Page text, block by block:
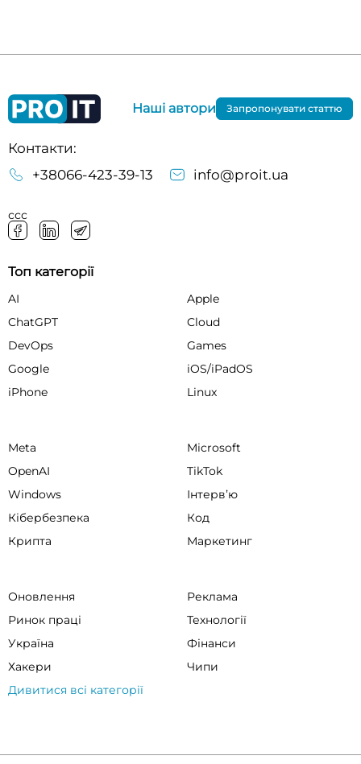
Контакти:
+38066-423-39-13
info@proit.ua
ссс
Наші автори Запропонувати статтю
Топ категорії
AI
Apple
ChatGPT
Cloud
DevOps
Games
Google
iOS/iPadOS
iPhone
Linux
Meta
Microsoft
OpenAI
TikTok
Windows
Інтервʼю
Кібербезпека
Код
Крипта
Маркетинг
Оновлення
Реклама
Ринок праці
Технології
Україна
Фінанси
Хакери
Чипи
Дивитися всі категорії